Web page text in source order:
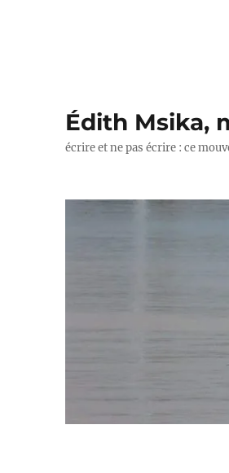
Édith Msika,
écrire et ne pas écrire : ce